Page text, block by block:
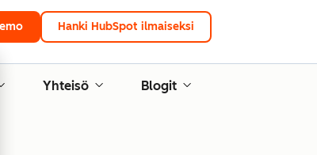
Hanki HubSpot ilmaiseksi
Yhteisö Blogit